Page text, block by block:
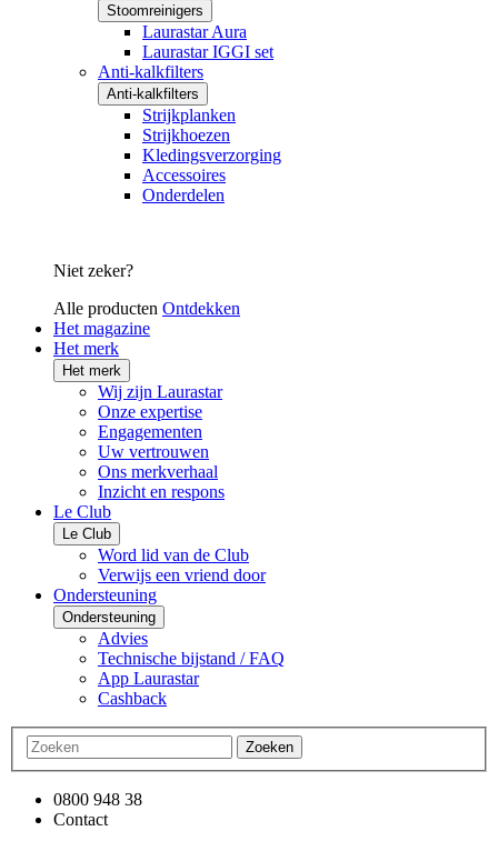
Stoomreinigers
Laurastar Aura
Laurastar IGGI set
Anti-kalkfilters
Anti-kalkfilters
Strijkplanken
Strijkhoezen
Kledingsverzorging
Accessoires
Onderdelen
Niet zeker?
Alle producten Ontdekken
Het magazine
Het merk
Het merk
Wij zijn Laurastar
Onze expertise
Engagementen
Uw vertrouwen
Ons merkverhaal
Inzicht en respons
Le Club
Le Club
Word lid van de Club
Verwijs een vriend door
Ondersteuning
Ondersteuning
Advies
Technische bijstand / FAQ
App Laurastar
Cashback
Zoeken
0800 948 38
Contact